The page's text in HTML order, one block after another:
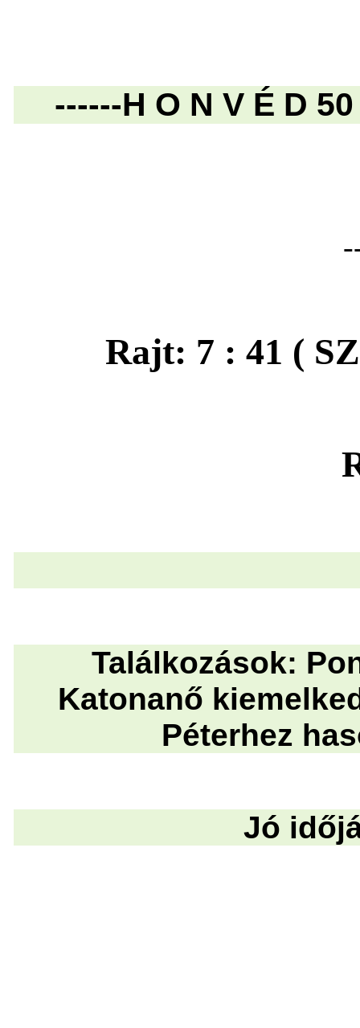
------H O N V É D
Rajt: 7 : 41 (
Találkozások:
Katonanő
Péterhez
Jó